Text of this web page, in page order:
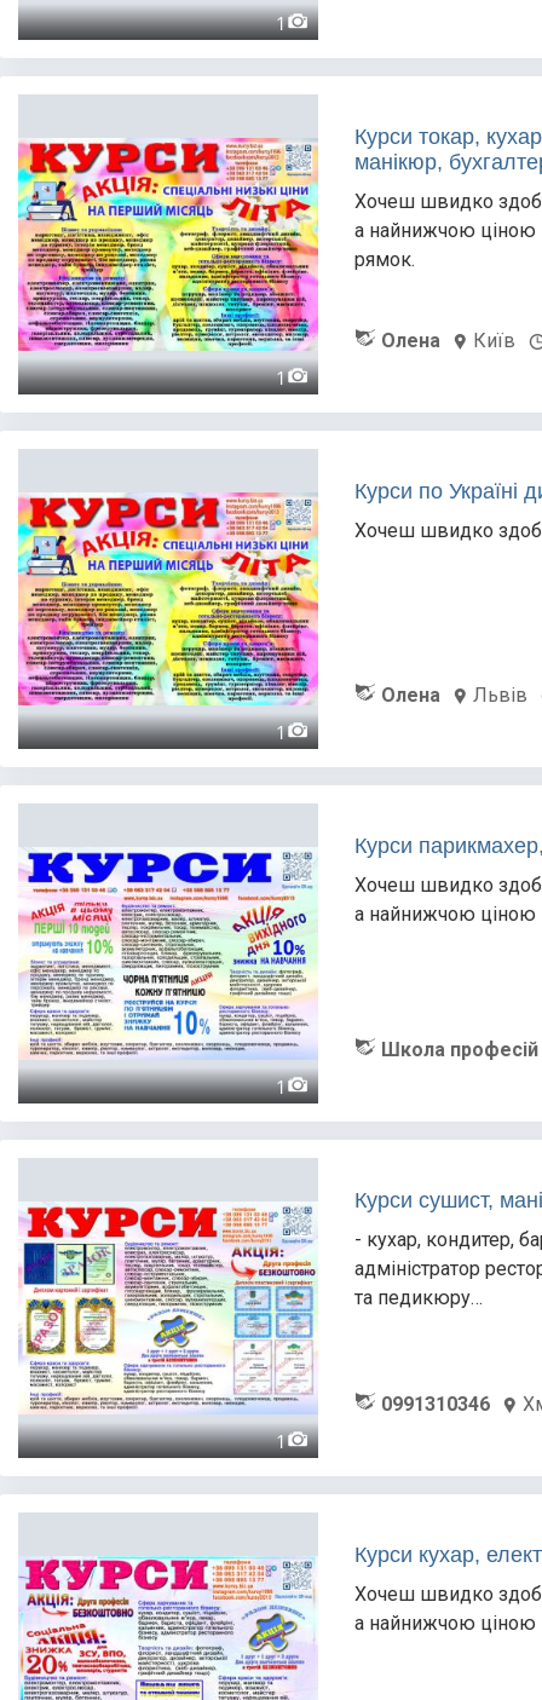
1
1
Курси токар,
манікюр,
Хочеш швидко
а найнижчою ціною
рямок.
Олена Київ
1
Курси по Україні
Хочеш швидко
Олена Львів
1
Курси
Хочеш швидко
а найнижчою ціною
Школа професій
1
Курси сушист,
- кухар, кондитер,
адміністратор
та педикюру…
0991310346
Курси кухар,
Хочеш швидко
а найнижчою ціною